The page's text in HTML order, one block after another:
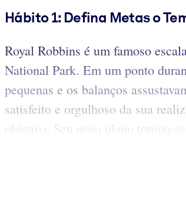
Hábito 1: Defina Metas o
Royal Robbins é um famoso
National Park. Em um ponto
pequenas e os balanços
satisfeito e orgulhoso da sua
objetivo. Seu novo plano tornou-